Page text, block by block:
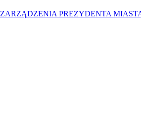
ZARZĄDZENIA PREZYDENTA